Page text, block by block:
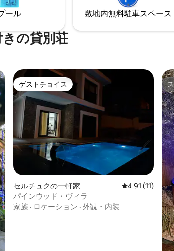
ール 敷地内無料駐⁠車ス⁠ペ⁠ー⁠ス
の貸別荘
ゲストチョイス
ゲストチョイス
セルチュクの一軒家 レビュー11件
4.91 (11)
パインウッド・ヴィラ
家族 · ロケーション · 外観・内装